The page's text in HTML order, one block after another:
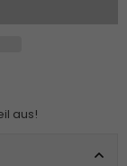
aus!